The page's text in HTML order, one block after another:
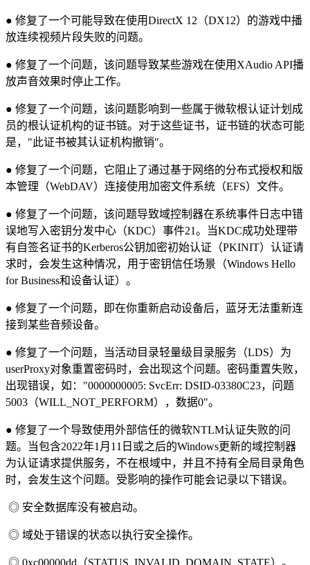
● 修复了一个可能导致在使用DirectX 12（DX12）的游戏中播
放连续视频片段失败的问题。
● 修复了一个问题，该问题导致某些游戏在使用XAudio API播
放声音效果时停止工作。
● 修复了一个问题，该问题影响到一些属于微软根认证计划成
员的根认证机构的证书链。对于这些证书，证书链的状态可能
是，"此证书被其认证机构撤销"。
● 修复了一个问题，它阻止了通过基于网络的分布式授权和版
本管理（WebDAV）连接使用加密文件系统（EFS）文件。
● 修复了一个问题，该问题导致域控制器在系统事件日志中错
误地写入密钥分发中心（KDC）事件21。当KDC成功处理带
有自签名证书的Kerberos公钥加密初始认证（PKINIT）认证请
求时，会发生这种情况，用于密钥信任场景（Windows Hello
for Business和设备认证）。
● 修复了一个问题，即在你重新启动设备后，蓝牙无法重新连
接到某些音频设备。
● 修复了一个问题，当活动目录轻量级目录服务（LDS）为
userProxy对象重置密码时，会出现这个问题。密码重置失败，
出现错误，如："0000000005: SvcErr: DSID-03380C23，问题
5003（WILL_NOT_PERFORM），数据0"。
● 修复了一个导致使用外部信任的微软NTLM认证失败的问
题。当包含2022年1月11日或之后的Windows更新的域控制器
为认证请求提供服务，不在根域中，并且不持有全局目录角色
时，会发生这个问题。受影响的操作可能会记录以下错误。
◎ 安全数据库没有被启动。
◎ 域处于错误的状态以执行安全操作。
◎ 0xc00000dd（STATUS_INVALID_DOMAIN_STATE）。